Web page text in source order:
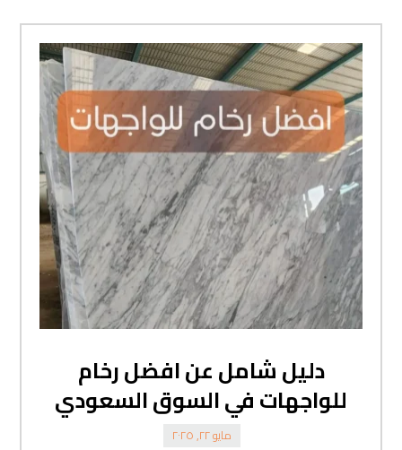
دليل شامل عن افضل رخام
للواجهات في السوق السعودي
مايو ٢٢, ٢٠٢٥